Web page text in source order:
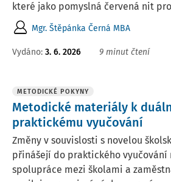
které jako pomyslná červená nit
Mgr. Štěpánka Černá MBA
Vydáno: 3. 6. 2026 9 minut čtení
METODICKÉ POKYNY
Metodické materiály k
praktickému vyučování
Změny v souvislosti s novelou
přinášejí do praktického vyučování
spolupráce mezi školami a